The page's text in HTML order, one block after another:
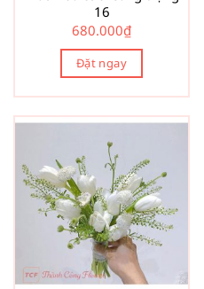
16
680.000₫
Đặt ngay